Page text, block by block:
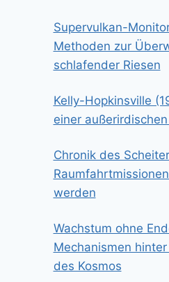
Supervulkan-
Methoden zur
schlafender Riesen
Kelly-Hopkinsville
einer
Chronik des
werden
Wachstum ohne
Mechanismen
des Kosmos